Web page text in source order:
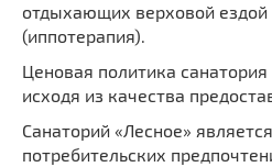
отдыхающих верховой
(иппотерапия).
Ценовая политика
исходя из качества
Санаторий «Лесное»
потребительских